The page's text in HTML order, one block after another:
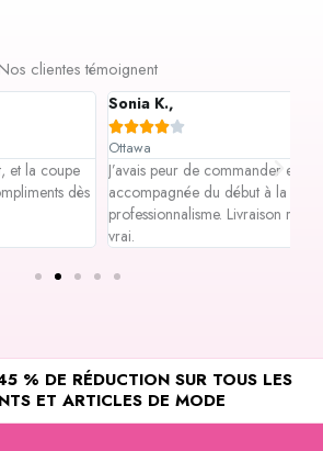
clientes témoignent
en ligne, mais l’équipe m’a
à la fin avec beaucoup de
rapide et tenue encore plus belle en
% DE RÉDUCTION SUR TOUS LES
ET ARTICLES DE MODE